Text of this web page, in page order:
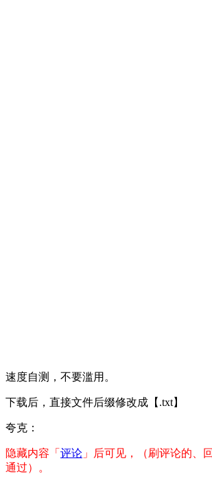
速度自测，不要滥用。
下载后，直接文件后缀修改成【.txt】
夸克：
隐藏内容「 评论 」后可见，（刷评论的、
通过）。